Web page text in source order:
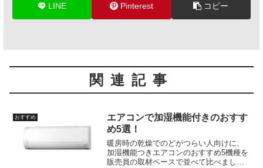
LINE Pinterest コピー
関連記事
おすすめ
エアコンで加湿機能付きのおすす
め5選！
暖房時の乾燥でのどがつらい人向けに、
加湿機能つきエアコンのおすすめ5機種を
販売員の取材ベースで並べて比べまし